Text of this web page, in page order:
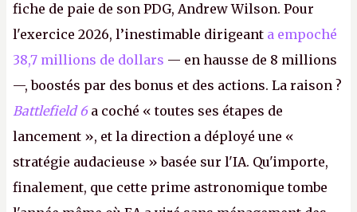
fiche de paie de son PDG, Andrew Wilson. Pour
l'exercice 2026, l’inestimable dirigeant a empoché
38,7 millions de dollars — en hausse de 8 millions
—, boostés par des bonus et des actions. La raison ?
Battlefield 6 a coché « toutes ses étapes de
lancement », et la direction a déployé une «
stratégie audacieuse » basée sur l'IA. Qu'importe,
finalement, que cette prime astronomique tombe